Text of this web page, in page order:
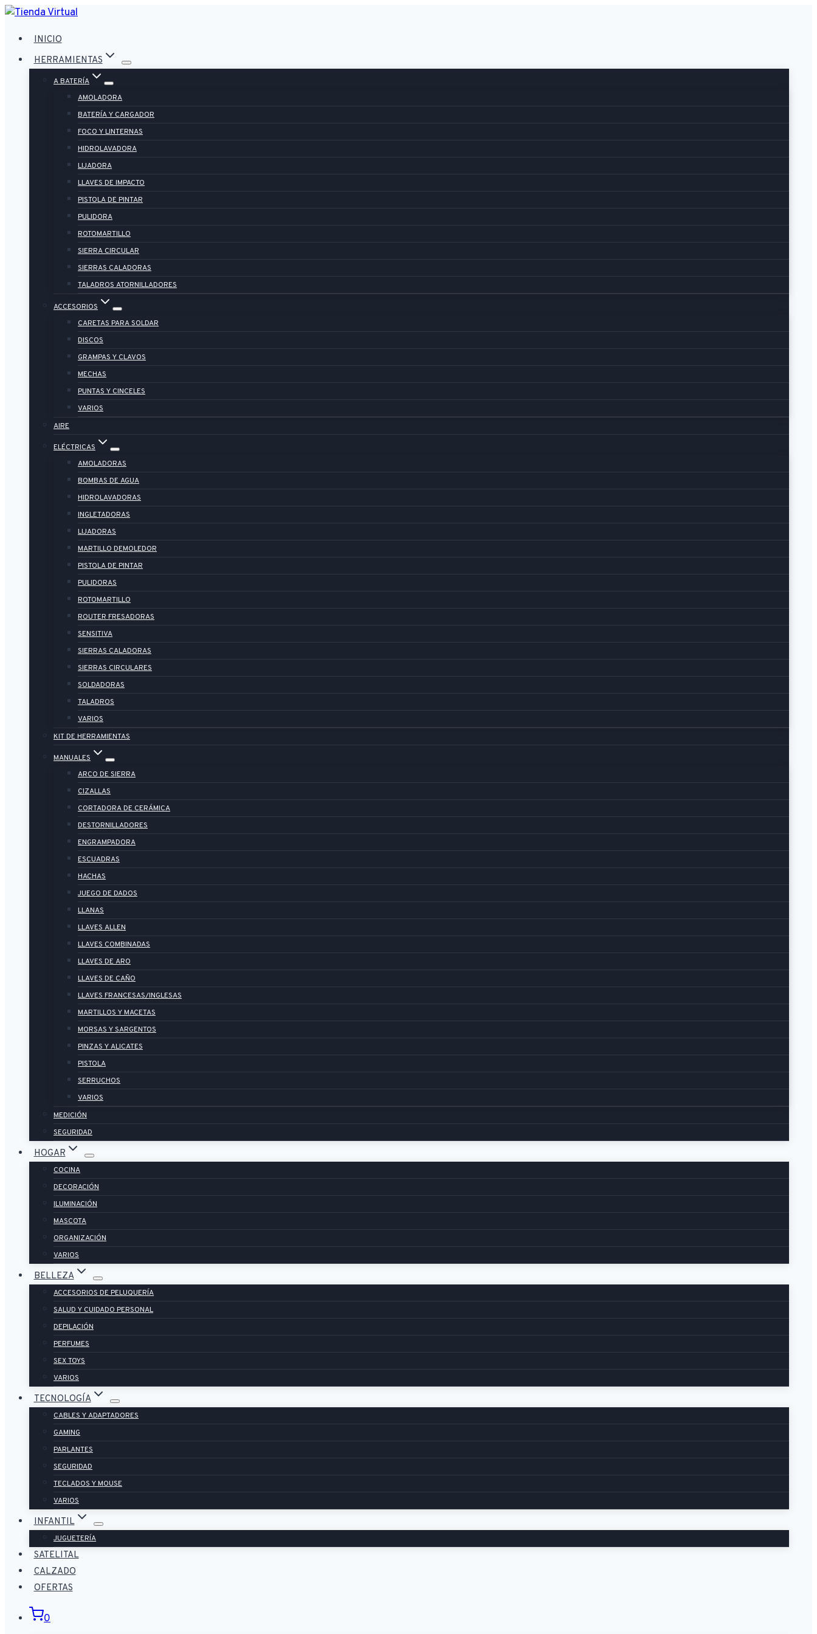
Saltar
contenido
INICIO
HERRAMIENTAS
A BATERÍA
AMOLADORA
BATERÍA Y CARGADOR
FOCO Y LINTERNAS
HIDROLAVADORA
LIJADORA
LLAVES DE IMPACTO
PISTOLA DE PINTAR
PULIDORA
ROTOMARTILLO
SIERRA CIRCULAR
SIERRAS CALADORAS
TALADROS ATORNILLADORES
ACCESORIOS
CARETAS PARA SOLDAR
DISCOS
GRAMPAS Y CLAVOS
MECHAS
PUNTAS Y CINCELES
VARIOS
AIRE
ELÉCTRICAS
AMOLADORAS
BOMBAS DE AGUA
HIDROLAVADORAS
INGLETADORAS
LIJADORAS
MARTILLO DEMOLEDOR
PISTOLA DE PINTAR
PULIDORAS
ROTOMARTILLO
ROUTER FRESADORAS
SENSITIVA
SIERRAS CALADORAS
SIERRAS CIRCULARES
SOLDADORAS
TALADROS
VARIOS
KIT DE HERRAMIENTAS
MANUALES
ARCO DE SIERRA
CIZALLAS
CORTADORA DE CERÁMICA
DESTORNILLADORES
ENGRAMPADORA
ESCUADRAS
HACHAS
JUEGO DE DADOS
LLANAS
LLAVES ALLEN
LLAVES COMBINADAS
LLAVES DE ARO
LLAVES DE CAÑO
LLAVES FRANCESAS/INGLESAS
MARTILLOS Y MACETAS
MORSAS Y SARGENTOS
PINZAS Y ALICATES
PISTOLA
SERRUCHOS
VARIOS
MEDICIÓN
SEGURIDAD
HOGAR
COCINA
DECORACIÓN
ILUMINACIÓN
MASCOTA
ORGANIZACIÓN
VARIOS
BELLEZA
ACCESORIOS DE PELUQUERÍA
SALUD Y CUIDADO PERSONAL
DEPILACIÓN
PERFUMES
SEX TOYS
VARIOS
TECNOLOGÍA
CABLES Y ADAPTADORES
GAMING
PARLANTES
SEGURIDAD
TECLADOS Y MOUSE
VARIOS
INFANTIL
JUGUETERÍA
SATELITAL
CALZADO
OFERTAS
0